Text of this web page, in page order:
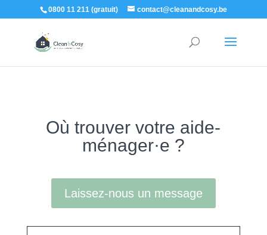
0800 11 211 (gratuit) contact@cleanandcosy.be
Où trouver votre aide-
ménager·e ?
Laissez-nous un message